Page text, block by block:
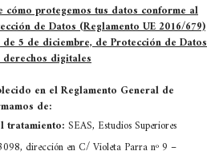
cómo protegemos tus datos conforme al
de Datos (Reglamento UE 2016/679)
5 de diciembre, de Protección de Datos
digitales
en el Reglamento General de
de:
tratamiento: SEAS, Estudios Superiores
dirección en C/ Violeta Parra nº 9 –